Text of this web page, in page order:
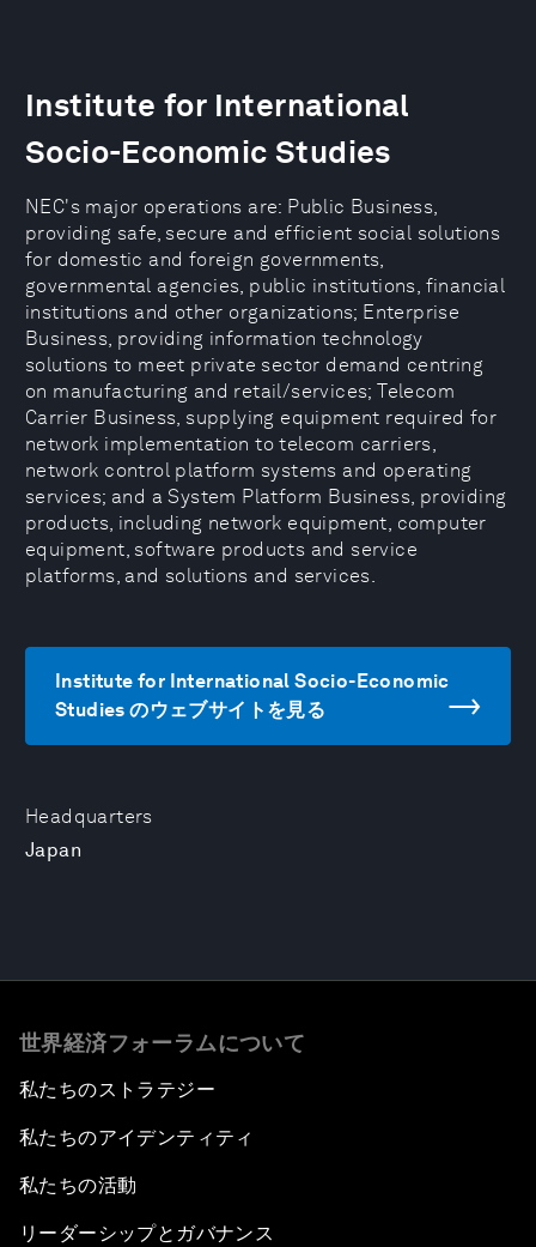
Headquarters
Japan
Institute for International
Socio-Economic Studies
NEC's major operations are: Public Business,
providing safe, secure and efficient social solutions
for domestic and foreign governments,
governmental agencies, public institutions, financial
institutions and other organizations; Enterprise
Business, providing information technology
solutions to meet private sector demand centring
on manufacturing and retail/services; Telecom
Carrier Business, supplying equipment required for
network implementation to telecom carriers,
network control platform systems and operating
services; and a System Platform Business, providing
products, including network equipment, computer
equipment, software products and service
platforms, and solutions and services.
Institute for International Socio-Economic
Studies のウェブサイトを見る
世界経済フォーラムについて
私たちのストラテジー
私たちのアイデンティティ
私たちの活動
リーダーシップとガバナンス